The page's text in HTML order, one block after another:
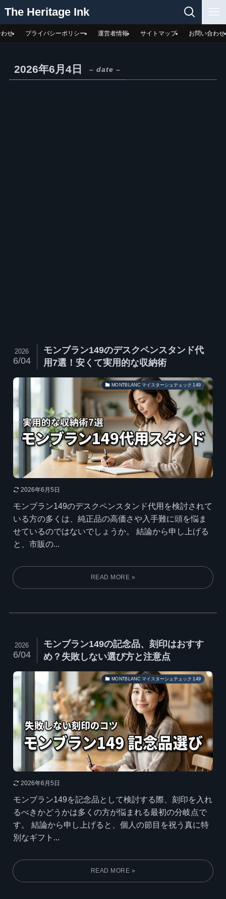
The Heritage Ink
せ プライバシーポリシー 運営者情報 サイトマップ お問い合わせ
2026年6月4日 – date –
モンブラン149のデスクペンスタンド代
用7選！安くて実用的な収納術
2026
6/04
MONTBLANC マイスターシュテュック 149
2026年6月5日
モンブラン149のデスクペンスタンド代用を検討されて
いる方の多くは、純正品の高価さや入手難に頭を悩ま
せているのではないでしょうか。 結論から申し上げる
と、市販の...
モンブラン149の記念品、刻印はおすす
め？失敗しない選び方と注意点
2026
6/04
MONTBLANC マイスターシュテュック 149
2026年6月5日
モンブラン149を記念品として検討する際、刻印を入れ
るべきかどうかは多くの方が悩まれる最初の分岐点で
す。 結論から申し上げると、個人の節目を祝う真に特
別なギフト...